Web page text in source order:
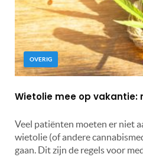
OVERIG
Wietolie mee op vakantie:
Veel patiënten moeten er niet
wietolie (of andere
gaan. Dit zijn de regels voor